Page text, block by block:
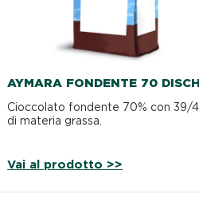
AYMARA FONDENTE 70
Cioccolato fondente 70% con 39/
di materia grassa.
Vai al prodotto >>